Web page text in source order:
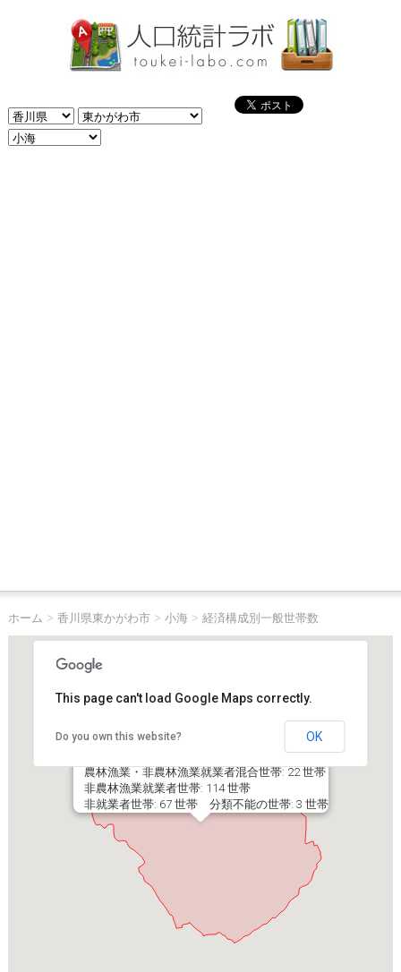
ホーム > 香川県東かがわ市> 小海 > 経済構成別一般世帯数
香川県東かがわ市小海
総数: 228 世帯 農林漁業就業者世帯: 22 世帯
農林漁業・非農林漁業就業者混合世帯: 22 世帯
非農林漁業就業者世帯: 114 世帯
非就業者世帯: 67 世帯 分類不能の世帯: 3 世帯
This page can't load Google Maps correctly.
Do you own this website? OK